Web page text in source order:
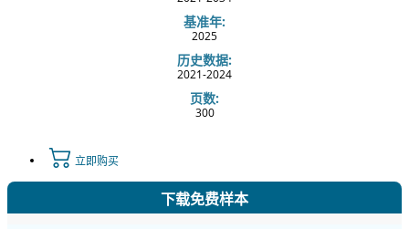
基准年:
2025
历史数据:
2021-2024
页数:
300
立即购买
下载免费样本